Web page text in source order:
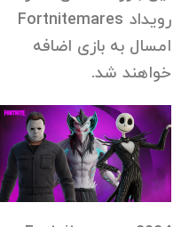
رویداد Fortnitemares
امسال به بازی اضافه
خواهند شد.